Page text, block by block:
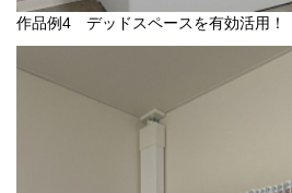
作品例4 デッドスペースを有効活用！